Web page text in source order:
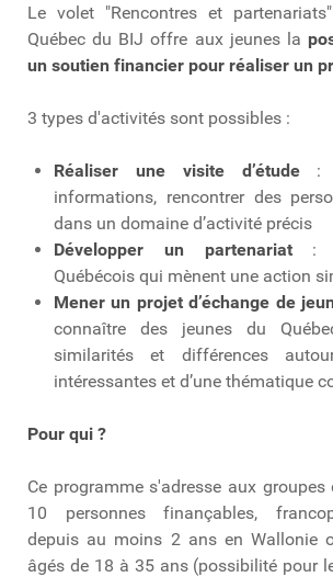
Le volet "Rencontres et
Québec du BIJ offre aux jeunes la
un soutien financier pour réaliser un
3 types d'activités sont possibles :
Réaliser une visite d’étude :
informations, rencontrer des
dans un domaine d’activité précis
Développer un partenariat :
Québécois qui mènent une action
Mener un projet d’échange de
connaître des jeunes du
similarités et différences
intéressantes et d’une thématique
Pour qui ?
Ce programme s'adresse aux
10 personnes finançables,
depuis au moins 2 ans en Wallonie
âgés de 18 à 35 ans (possibilité pour